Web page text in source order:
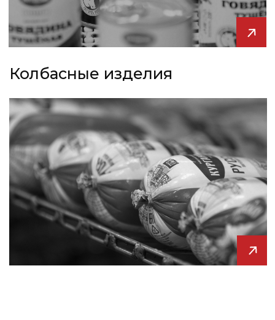
СТАНДАРТЫ
КАЧЕСТВА,
КОТОРЫХ МЫ
ПРИДЕРЖИВАЕМСЯ
Производственная площака КМК
«Стандарт» успешно прошла
СЕРТИФИКАЦИЯ
Все производственные процессы
соответствуют законодательству
Российской Федерации и Европейского
Союза в области пищевой безопасности
и качества.
СООТВЕТСТВИЕ
НОРМАМ